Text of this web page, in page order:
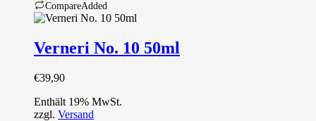
CompareAdded
Verneri No. 10 50ml
€39,90
Enthält 19% MwSt.
zzgl. Versand